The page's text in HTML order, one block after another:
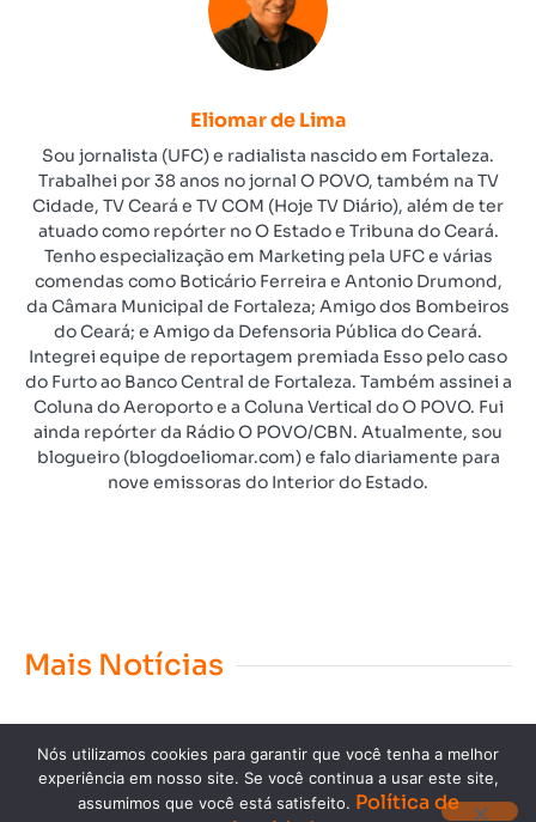
Eliomar de Lima
Sou jornalista (UFC) e radialista nascido em Fortaleza.
Trabalhei por 38 anos no jornal O POVO, também na TV
Cidade, TV Ceará e TV COM (Hoje TV Diário), além de ter
atuado como repórter no O Estado e Tribuna do Ceará.
Tenho especialização em Marketing pela UFC e várias
comendas como Boticário Ferreira e Antonio Drumond,
da Câmara Municipal de Fortaleza; Amigo dos Bombeiros
do Ceará; e Amigo da Defensoria Pública do Ceará.
Integrei equipe de reportagem premiada Esso pelo caso
do Furto ao Banco Central de Fortaleza. Também assinei a
Coluna do Aeroporto e a Coluna Vertical do O POVO. Fui
ainda repórter da Rádio O POVO/CBN. Atualmente, sou
blogueiro (blogdoeliomar.com) e falo diariamente para
nove emissoras do Interior do Estado.
Mais Notícias
Nós utilizamos cookies para garantir que você tenha a melhor
experiência em nosso site. Se você continua a usar este site,
assumimos que você está satisfeito. Política de